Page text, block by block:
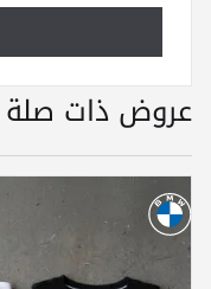
عروض ذات صلة